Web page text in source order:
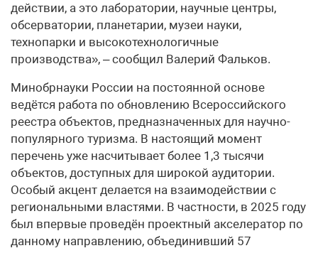
действии, а это лаборатории, научные центры,
обсерватории, планетарии, музеи науки,
технопарки и высокотехнологичные
производства», – сообщил Валерий Фальков.
Минобрнауки России на постоянной основе
ведётся работа по обновлению Всероссийского
реестра объектов, предназначенных для научно-
популярного туризма. В настоящий момент
перечень уже насчитывает более 1,3 тысячи
объектов, доступных для широкой аудитории.
Особый акцент делается на взаимодействии с
региональными властями. В частности, в 2025 году
был впервые проведён проектный акселератор по
данному направлению, объединивший 57